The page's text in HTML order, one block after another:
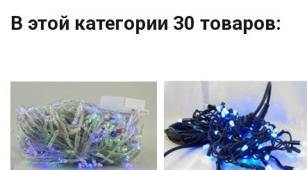
В этой категории 30 товаров: